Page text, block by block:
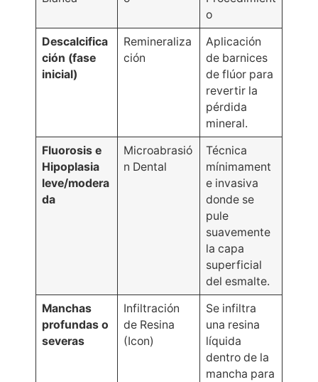
o
Descalcifica
ción (fase
inicial)
Remineraliza
ción
Aplicación
de barnices
de flúor para
revertir la
pérdida
mineral.
Fluorosis e
Hipoplasia
leve/modera
da
Microabrasió
n Dental
Técnica
mínimament
e invasiva
donde se
pule
suavemente
la capa
superficial
del esmalte.
Manchas
profundas o
severas
Infiltración
de Resina
(Icon)
Se infiltra
una resina
líquida
dentro de la
mancha para